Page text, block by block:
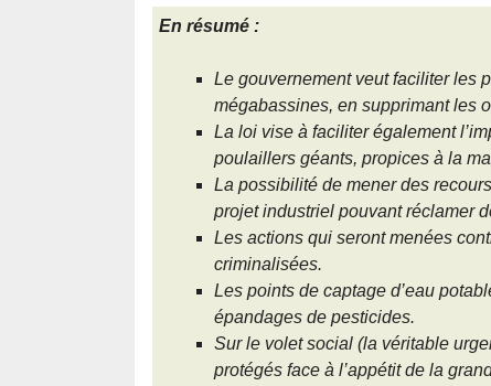
En résumé :
Le gouvernement veut faciliter les
mégabassines, en supprimant les
La loi vise à faciliter également
poulaillers géants, propices à la
La possibilité de mener des
projet industriel pouvant réclamer
Les actions qui seront menées
criminalisées.
Les points de captage d’eau
épandages de pesticides.
Sur le volet social (la véritable
protégés face à l’appétit de la